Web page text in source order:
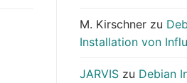
M. Kirschner zu
Installation von
JARVIS zu Debian